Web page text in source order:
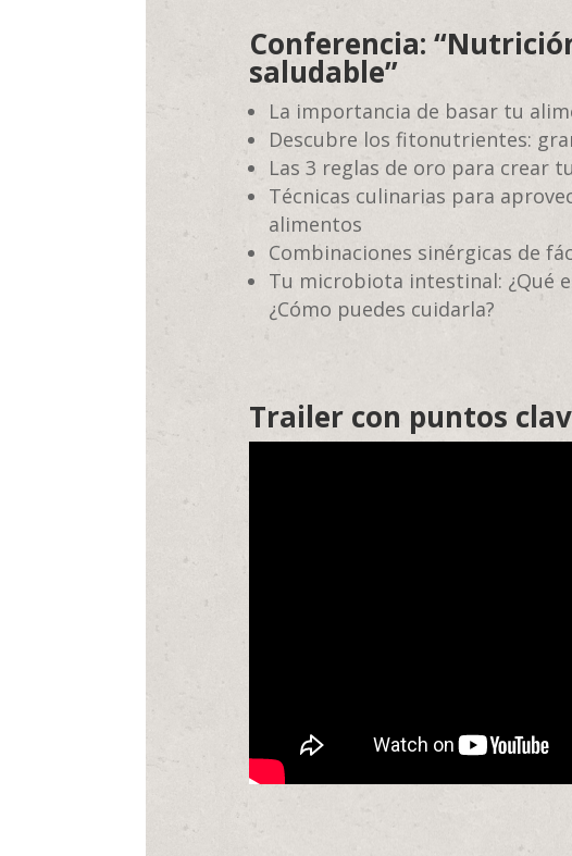
Conferencia:
saludable”
La importancia de basar tu
Descubre los fitonutrientes:
Las 3 reglas de oro para crear
Técnicas culinarias para
alimentos
Combinaciones sinérgicas de
Tu microbiota intestinal: ¿Qué
¿Cómo puedes cuidarla?
Trailer con puntos